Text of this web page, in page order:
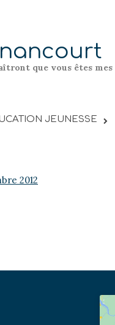
que vous êtes
JEUNESSE
2012